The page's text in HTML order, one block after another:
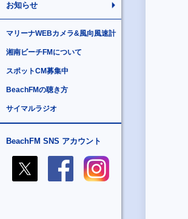
お知らせ
マリーナWEBカメラ&風向風速計
湘南ビーチFMについて
スポットCM募集中
BeachFMの聴き方
サイマルラジオ
BeachFM SNS アカウント